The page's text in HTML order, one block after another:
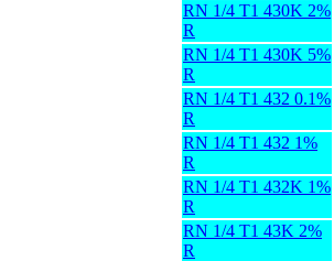
RN 1/4 T1 430K 2%
R
RN 1/4 T1 430K 5%
R
RN 1/4 T1 432 0.1%
R
RN 1/4 T1 432 1%
R
RN 1/4 T1 432K 1%
R
RN 1/4 T1 43K 2%
R